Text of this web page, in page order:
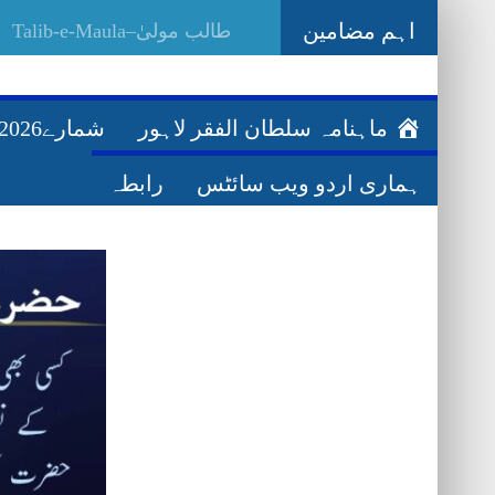
اہم مضامین عرف_
ماہنامہ سلطان الفقر لاہور شمارے2026ء
ہماری اردو ویب سائٹس رابطہ